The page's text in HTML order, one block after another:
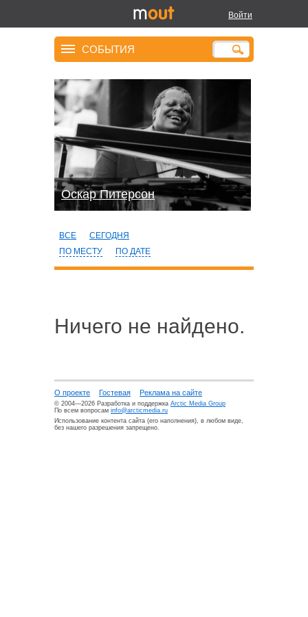
Войти
СОБЫТИЯ
Оскар Питерсон
ВСЕ
СЕГОДНЯ
ПО МЕСТУ
ПО ДАТЕ
Ничего не найдено.
О проекте Гостевая Реклама на сайте
© 2004—2026 Разработка и поддержка Arctic Media Group
По всем вопросам info@arcticmedia.ru
Использование контента сайта (его наполнения), в любом виде,
без нашего разрешения запрещено.